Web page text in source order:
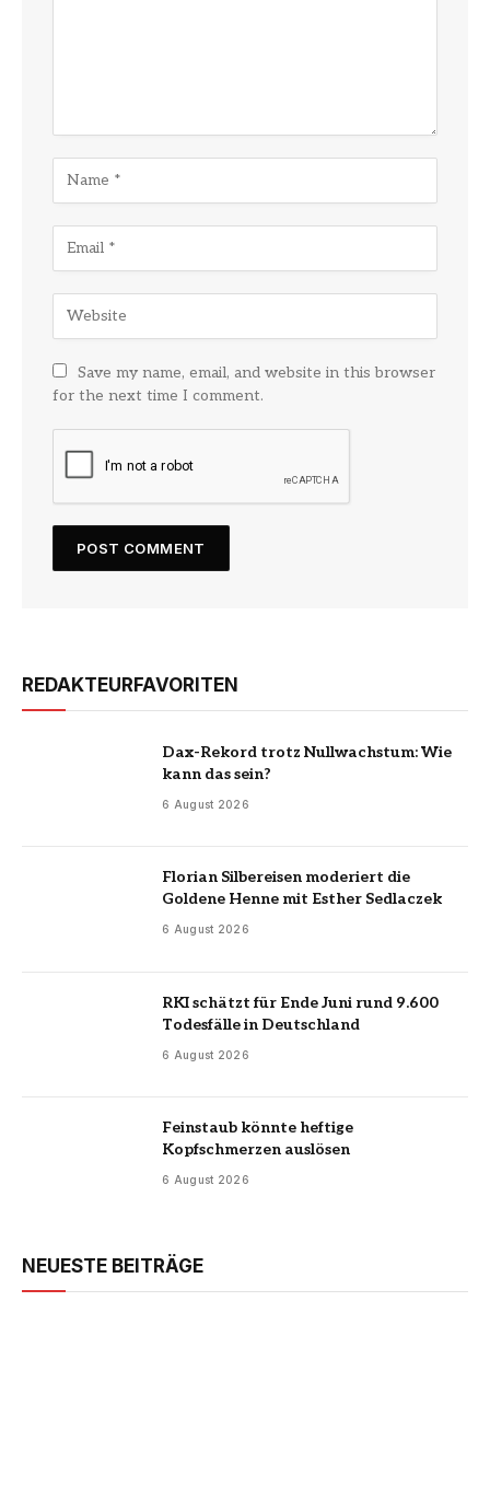
Save my name, email, and website in this browser
for the next time I comment.
REDAKTEURFAVORITEN
Dax-Rekord trotz Nullwachstum: Wie
kann das sein?
6 August 2026
Florian Silbereisen moderiert die
Goldene Henne mit Esther Sedlaczek
6 August 2026
RKI schätzt für Ende Juni rund 9.600
Todesfälle in Deutschland
6 August 2026
Feinstaub könnte heftige
Kopfschmerzen auslösen
6 August 2026
NEUESTE BEITRÄGE